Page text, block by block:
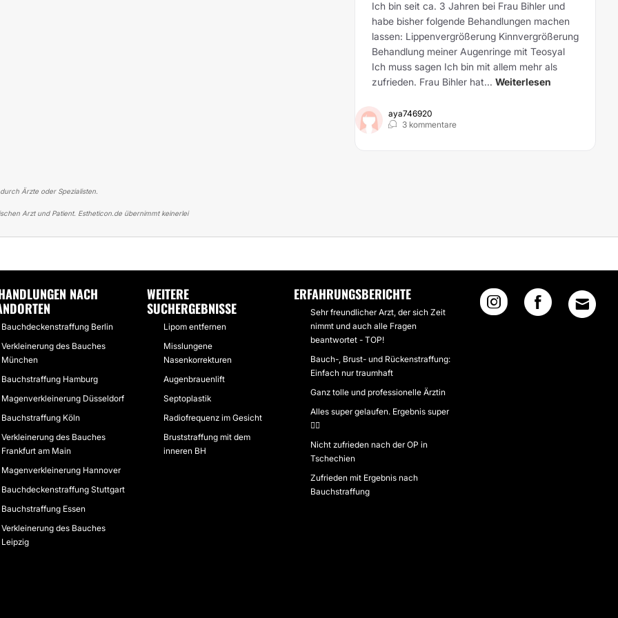
Ich bin seit ca. 3 Jahren bei Frau Bihler und
habe bisher folgende Behandlungen machen
lassen: Lippenvergrößerung Kinnvergrößerung
Behandlung meiner Augenringe mit Teosyal
Ich muss sagen Ich bin mit allem mehr als
zufrieden. Frau Bihler hat... Weiterlesen
aya746920
3 kommentare
Ärzte oder Spezialisten.
Arzt und Patient. Estheticon.de übernimmt keinerlei
BAUCHDECKENSTRAFFUNG
NACH
Bauchdeckenstraffung Berlin
Verkleinerung des Bauches
München
Bauchstraffung Hamburg
Magenverkleinerung Düsseldorf
Bauchstraffung Köln
Verkleinerung des Bauches
Frankfurt am Main
Magenverkleinerung Hannover
Bauchdeckenstraffung Stuttgart
Bauchstraffung Essen
Verkleinerung des Bauches
Leipzig
WEITERE
SUCHERGEBNISSE
Lipom entfernen
Misslungene
Nasenkorrekturen
Augenbrauenlift
Septoplastik
Radiofrequenz im Gesicht
Bruststraffung mit dem
inneren BH
ERFAHRUNGSBERICHTE
Sehr freundlicher Arzt, der sich Zeit
nimmt und auch alle Fragen
beantwortet - TOP!
Bauch-, Brust- und Rückenstraffung:
Einfach nur traumhaft
Ganz tolle und professionelle Ärztin
Alles super gelaufen. Ergebnis super
👍🏻
Nicht zufrieden nach der OP in
Tschechien
Zufrieden mit Ergebnis nach
Bauchstraffung